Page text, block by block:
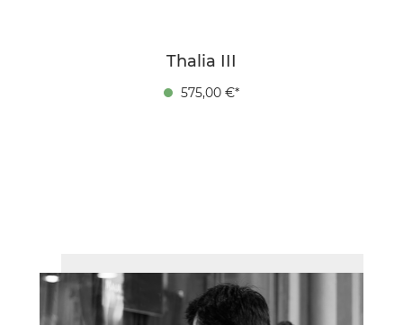
Thalia III
575,00 €*